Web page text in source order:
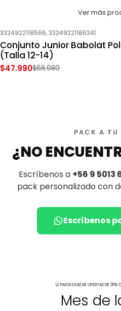
Ver más
-30%OFF
3324922118566, 3324922118634|
Conjunto Junior Babolat
(Talla 12-14)
$47.990$68.980
PACK A TU
¿NO
Escríbenos a +56 9 5013
pack personalizado con
Escríbenos
ÚLTIMOS DÍAS DE OFERTAS DE 30%
Mes de